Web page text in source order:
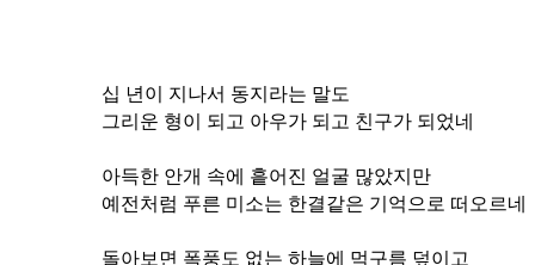
십 년이 지나서 동지라는 말도
그리운 형이 되고 아우가 되고 친구가 되었네
아득한 안개 속에 흩어진 얼굴 많았지만
예전처럼 푸른 미소는 한결같은 기억으로 떠오르네
돌아보면 폭풍도 없는 하늘에 먹구름 덮이고